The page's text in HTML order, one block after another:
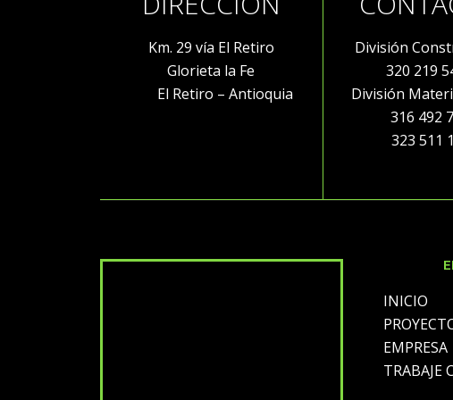
Km. 29 vía El Retiro
Glorieta la Fe
El Retiro – Antioquia
División
320 219
División
316 492
323 511
INICIO
EMPRESA
TRABAJE